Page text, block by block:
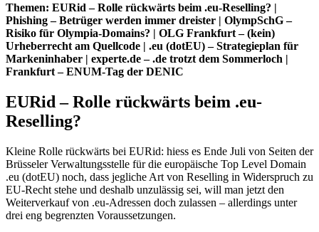
Themen: EURid – Rolle rückwärts beim .eu-Reselling? |
Phishing – Betrüger werden immer dreister | OlympSchG –
Risiko für Olympia-Domains? | OLG Frankfurt – (kein)
Urheberrecht am Quellcode | .eu (dotEU) – Strategieplan für
Markeninhaber | experte.de – .de trotzt dem Sommerloch |
Frankfurt – ENUM-Tag der DENIC
EURid – Rolle rückwärts beim .eu-
Reselling?
Kleine Rolle rückwärts bei EURid: hiess es Ende Juli von Seiten der
Brüsseler Verwaltungsstelle für die europäische Top Level Domain
.eu (dotEU) noch, dass jegliche Art von Reselling in Widerspruch zu
EU-Recht stehe und deshalb unzulässig sei, will man jetzt den
Weiterverkauf von .eu-Adressen doch zulassen – allerdings unter
drei eng begrenzten Voraussetzungen.